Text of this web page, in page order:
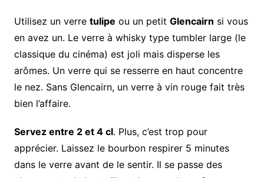
Utilisez un verre tulipe ou un petit Glencairn si vous
en avez un. Le verre à whisky type tumbler large (le
classique du cinéma) est joli mais disperse les
arômes. Un verre qui se resserre en haut concentre
le nez. Sans Glencairn, un verre à vin rouge fait très
bien l’affaire.
Servez entre 2 et 4 cl. Plus, c’est trop pour
apprécier. Laissez le bourbon respirer 5 minutes
dans le verre avant de le sentir. Il se passe des